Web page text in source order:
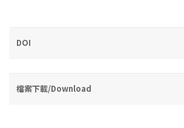
DOI
檔案下載/Download